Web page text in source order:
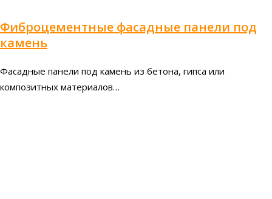
Фиброцементные фасадные панели под
камень
Фасадные панели под камень из бетона, гипса или
композитных материалов…